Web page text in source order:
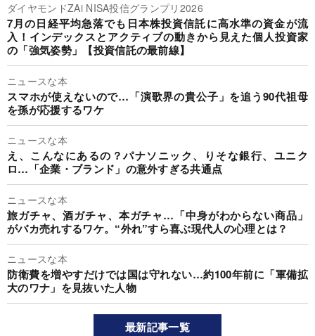
ダイヤモンドZAi NISA投信グランプリ2026
7月の日経平均急落でも日本株投資信託に高水準の資金が流
入！インデックスとアクティブの動きから見えた個人投資家
の「強気姿勢」【投資信託の最前線】
ニュースな本
スマホが使えないので…「演歌界の貴公子」を追う90代祖母
を孫が応援するワケ
ニュースな本
え、こんなにあるの？パナソニック、りそな銀行、ユニク
ロ…「企業・ブランド」の意外すぎる共通点
ニュースな本
旅ガチャ、酒ガチャ、本ガチャ…「中身がわからない商品」
がバカ売れするワケ。“外れ”すら喜ぶ現代人の心理とは？
ニュースな本
防衛費を増やすだけでは国は守れない…約100年前に「軍備拡
大のワナ」を見抜いた人物
最新記事一覧